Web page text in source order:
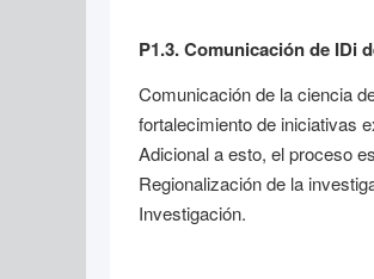
P1.3. Comunicación de IDi
Comunicación de la ciencia
fortalecimiento de iniciativas
Adicional a esto, el proceso
Regionalización de la
Investigación.